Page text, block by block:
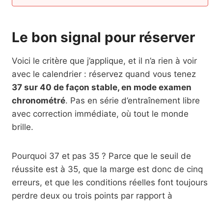
Le bon signal pour réserver
Voici le critère que j’applique, et il n’a rien à voir
avec le calendrier : réservez quand vous tenez
37 sur 40 de façon stable, en mode examen
chronométré. Pas en série d’entraînement libre
avec correction immédiate, où tout le monde
brille.
Pourquoi 37 et pas 35 ? Parce que le seuil de
réussite est à 35, que la marge est donc de cinq
erreurs, et que les conditions réelles font toujours
perdre deux ou trois points par rapport à